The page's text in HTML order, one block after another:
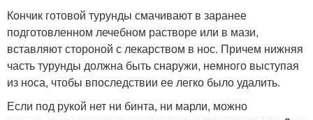
Кончик готовой турунды смачивают в заранее
подготовленном лечебном растворе или в мази,
вставляют стороной с лекарством в нос. Причем нижняя
часть турунды должна быть снаружи, немного выступая
из носа, чтобы впоследствии ее легко было удалить.
Если под рукой нет ни бинта, ни марли, можно